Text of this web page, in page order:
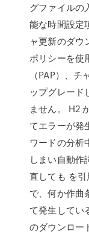
グファイルの
能な時間設定
ャ更新のダウ
ポリシーを使
（PAP）、
ップグレー
ません。 H2
てエラーが発
ワードの分析
しまい自動作
直しても を
で、何か作曲
て発生してい
のダウンロー